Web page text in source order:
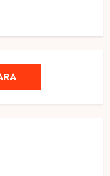
Manevi
Hazırlıklar